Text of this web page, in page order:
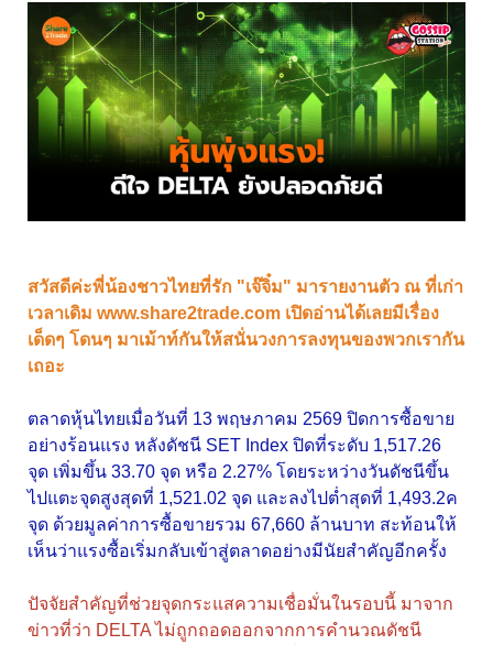
สวัสดีค่ะพี่น้องชาวไทยที่รัก "เจ๊จิ๋ม" มารายงานตัว ณ ที่เก่า
เวลาเดิม www.share2trade.com เปิดอ่านได้เลยมีเรื่อง
เด็ดๆ โดนๆ มาเม้าท์กันให้สนั่นวงการลงทุนของพวกเรากัน
เถอะ
ตลาดหุ้นไทยเมื่อวันที่ 13 พฤษภาคม 2569 ปิดการซื้อขาย
อย่างร้อนแรง หลังดัชนี SET Index ปิดที่ระดับ 1,517.26
จุด เพิ่มขึ้น 33.70 จุด หรือ 2.27% โดยระหว่างวันดัชนีขึ้น
ไปแตะจุดสูงสุดที่ 1,521.02 จุด และลงไปต่ำสุดที่ 1,493.2ค
จุด ด้วยมูลค่าการซื้อขายรวม 67,660 ล้านบาท สะท้อนให้
เห็นว่าแรงซื้อเริ่มกลับเข้าสู่ตลาดอย่างมีนัยสำคัญอีกครั้ง
ปัจจัยสำคัญที่ช่วยจุดกระแสความเชื่อมั่นในรอบนี้ มาจาก
ข่าวที่ว่า DELTA ไม่ถูกถอดออกจากการคำนวณดัชนี